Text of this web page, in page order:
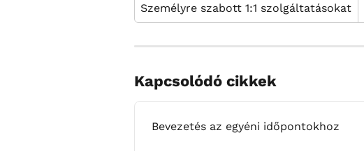
Személyre szabott 1:1 szolgáltatásokat
Kapcsolódó cikkek
Bevezetés az egyéni időpontokhoz